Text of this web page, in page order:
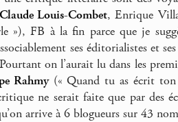
Claude Louis-Combet, Enrique
»), FB à la fin parce que je
ses éditorialistes et
on l’aurait lu dans les
Rahmy(« Quand tu as écrit ton
ne serait faite que par des
arrive à 6 blogueurs sur 43